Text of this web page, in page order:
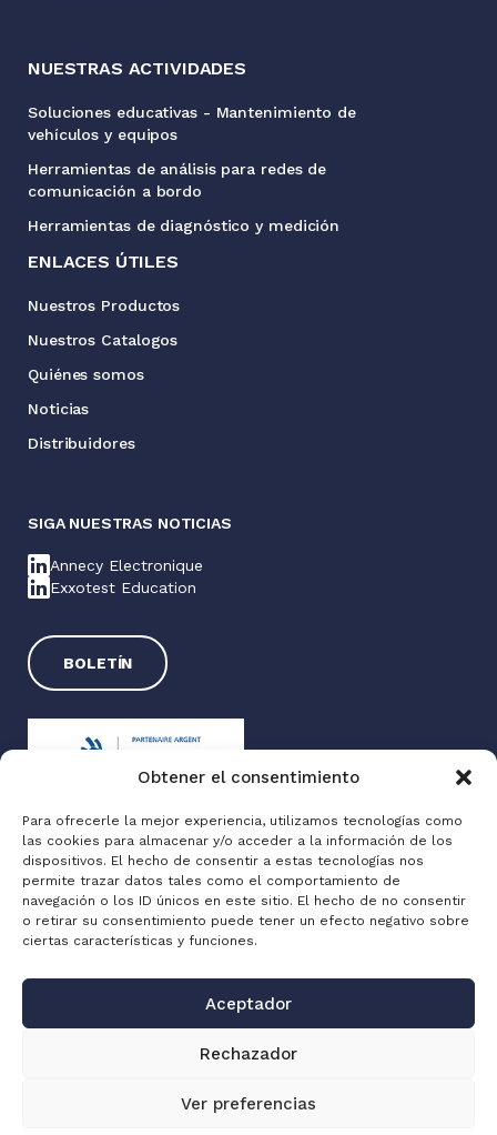
Obtener el consentimiento
Para ofrecerle la mejor experiencia, utilizamos tecnologías como
las cookies para almacenar y/o acceder a la información de los
dispositivos. El hecho de consentir a estas tecnologías nos
permite trazar datos tales como el comportamiento de
navegación o los ID únicos en este sitio. El hecho de no consentir
o retirar su consentimiento puede tener un efecto negativo sobre
ciertas características y funciones.
Aceptador
Rechazador
Ver preferencias
NUESTRAS ACTIVIDADES
Soluciones educativas - Mantenimiento de
vehículos y equipos
Herramientas de análisis para redes de
comunicación a bordo
Herramientas de diagnóstico y medición
ENLACES ÚTILES
Nuestros Productos
Nuestros Catalogos
Quiénes somos
Noticias
Distribuidores
SIGA NUESTRAS NOTICIAS
Annecy Electronique
Exxotest Education
BOLETÍN
Exxotest® 2025
Política de privacidad
Made with love byAltimax